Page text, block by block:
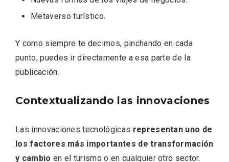
Metaverso turístico.
Y como siempre te decimos, pinchando en cada
punto, puedes ir directamente a esa parte de la
publicación.
Contextualizando las innovaciones
Las innovaciones tecnológicas representan uno de
los factores más importantes de transformación
y cambio en el turismo o en cualquier otro sector.
Velay, una imagen renovada para el